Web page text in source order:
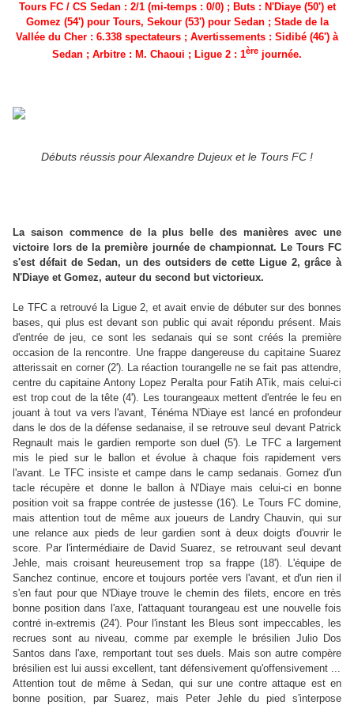
Tours FC / CS Sedan : 2/1 (mi-temps : 0/0) ; Buts : N'Diaye (50') et
Gomez (54') pour Tours, Sekour (53') pour Sedan ; Stade de la
Vallée du Cher : 6.338 spectateurs ; Avertissements : Sidibé (46') à
Sedan ; Arbitre : M. Chaoui ; Ligue 2 : 1ère journée.
Débuts réussis pour Alexandre Dujeux et le Tours FC !
La saison commence de la plus belle des manières avec une
victoire lors de la première journée de championnat. Le Tours FC
s'est défait de Sedan, un des outsiders de cette Ligue 2, grâce à
N'Diaye et Gomez, auteur du second but victorieux.
Le TFC a retrouvé la Ligue 2, et avait envie de débuter sur des bonnes
bases, qui plus est devant son public qui avait répondu présent. Mais
d'entrée de jeu, ce sont les sedanais qui se sont créés la première
occasion de la rencontre. Une frappe dangereuse du capitaine Suarez
atterissait en corner (2'). La réaction tourangelle ne se fait pas attendre,
centre du capitaine Antony Lopez Peralta pour Fatih ATik, mais celui-ci
est trop cout de la tête (4'). Les tourangeaux mettent d'entrée le feu en
jouant à tout va vers l'avant, Ténéma N'Diaye est lancé en profondeur
dans le dos de la défense sedanaise, il se retrouve seul devant Patrick
Regnault mais le gardien remporte son duel (5'). Le TFC a largement
mis le pied sur le ballon et évolue à chaque fois rapidement vers
l'avant. Le TFC insiste et campe dans le camp sedanais. Gomez d'un
tacle récupère et donne le ballon à N'Diaye mais celui-ci en bonne
position voit sa frappe contrée de justesse (16'). Le Tours FC domine,
mais attention tout de même aux joueurs de Landry Chauvin, qui sur
une relance aux pieds de leur gardien sont à deux doigts d'ouvrir le
score. Par l'intermédiaire de David Suarez, se retrouvant seul devant
Jehle, mais croisant heureusement trop sa frappe (18'). L'équipe de
Sanchez continue, encore et toujours portée vers l'avant, et d'un rien il
s'en faut pour que N'Diaye trouve le chemin des filets, encore en très
bonne position dans l'axe, l'attaquant tourangeau est une nouvelle fois
contré in-extremis (24'). Pour l'instant les Bleus sont impeccables, les
recrues sont au niveau, comme par exemple le brésilien Julio Dos
Santos dans l'axe, remportant tout ses duels. Mais son autre compère
brésilien est lui aussi excellent, tant défensivement qu'offensivement ...
Attention tout de même à Sedan, qui sur une contre attaque est en
bonne position, par Suarez, mais Peter Jehle du pied s'interpose